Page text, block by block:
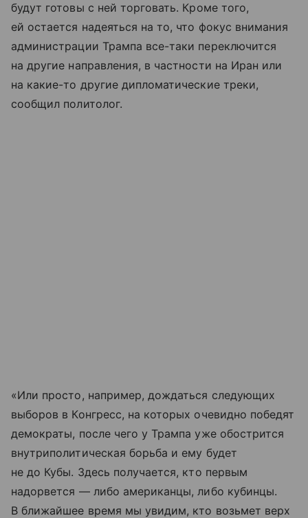
будут готовы с ней торговать. Кроме того,
ей остается надеяться на то, что фокус внимания
администрации Трампа все-таки переключится
на другие направления, в частности на Иран или
на какие-то другие дипломатические треки,
сообщил политолог.
«Или просто, например, дождаться следующих
выборов в Конгресс, на которых очевидно победят
демократы, после чего у Трампа уже обострится
внутриполитическая борьба и ему будет
не до Кубы. Здесь получается, кто первым
надорвется — либо американцы, либо кубинцы.
В ближайшее время мы увидим, кто возьмет верх